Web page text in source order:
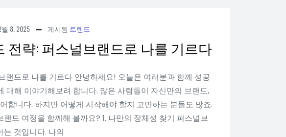
월 8, 2025 게시됨 트렌드
전략: 퍼스널브랜드로 나를 기르다
랜드로 나를 기르다 안녕하세요! 오늘은 여러분과 함께 성공
대해 이야기해보려 합니다. 많은 사람들이 자신만의 브랜드,
합니다. 하지만 어떻게 시작해야 할지 고민하는 분들도 많죠.
드 여정을 함께해 볼까요? 1. 나만의 정체성 찾기 퍼스널브
것입니다. 나의